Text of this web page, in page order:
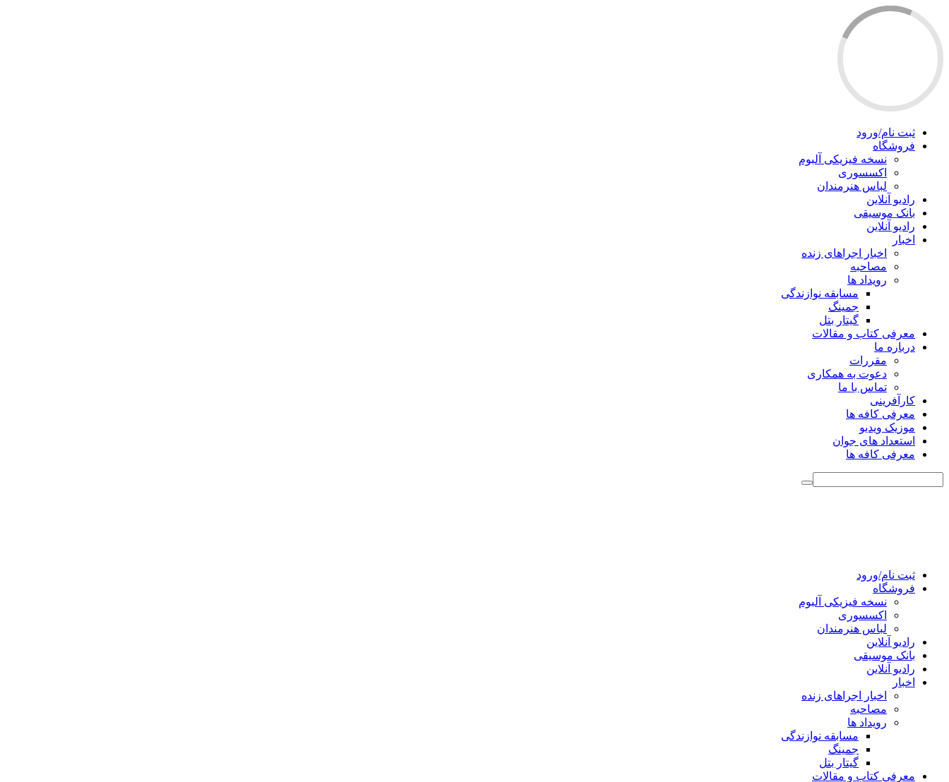
ثبت نام/ورود
فروشگاه
نسخه فیزیکی آلبوم
اکسسوری
لباس هنرمندان
رادیو آنلاین
بانک موسیقی
رادیو آنلاین
اخبار
اخبار اجراهای زنده
مصاحبه
رویداد ها
مسابقه نوازندگی
جمینگ
گیتار بتل
معرفی کتاب و مقالات
درباره ما
مقررات
دعوت به همکاری
تماس با ما
کارآفرینی
معرفی کافه ها
موزیک ویدیو
استعداد های جوان
معرفی کافه ها
ثبت نام/ورود
فروشگاه
نسخه فیزیکی آلبوم
اکسسوری
لباس هنرمندان
رادیو آنلاین
بانک موسیقی
رادیو آنلاین
اخبار
اخبار اجراهای زنده
مصاحبه
رویداد ها
مسابقه نوازندگی
جمینگ
گیتار بتل
معرفی کتاب و مقالات